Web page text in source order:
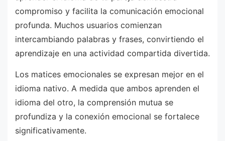
compromiso y facilita la comunicación emocional
profunda. Muchos usuarios comienzan
intercambiando palabras y frases, convirtiendo el
aprendizaje en una actividad compartida divertida.
Los matices emocionales se expresan mejor en el
idioma nativo. A medida que ambos aprenden el
idioma del otro, la comprensión mutua se
profundiza y la conexión emocional se fortalece
significativamente.